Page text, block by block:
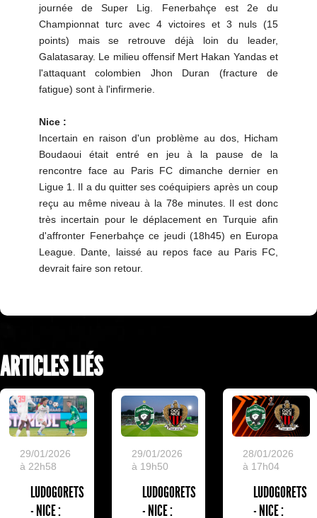
journée de Super Lig. Fenerbahçe est 2e du
Championnat turc avec 4 victoires et 3 nuls (15
points) mais se retrouve déjà loin du leader,
Galatasaray. Le milieu offensif Mert Hakan Yandas et
l'attaquant colombien Jhon Duran (fracture de
fatigue) sont à l'infirmerie.
Nice :
Incertain en raison d'un problème au dos, Hicham
Boudaoui était entré en jeu à la pause de la
rencontre face au Paris FC dimanche dernier en
Ligue 1. Il a du quitter ses coéquipiers après un coup
reçu au même niveau à la 78e minutes. Il est donc
très incertain pour le déplacement en Turquie afin
d'affronter Fenerbahçe ce jeudi (18h45) en Europa
League. Dante, laissé au repos face au Paris FC,
devrait faire son retour.
ARTICLES LIÉS
29/01/2026
à 22h58
LUDOGORETS
- NICE :
29/01/2026
à 19h50
LUDOGORETS
- NICE :
28/01/2026
à 17h04
LUDOGORETS
- NICE :